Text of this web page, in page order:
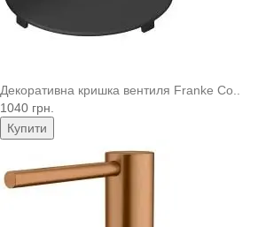
Декоративна кришка вентиля Franke Co..
1040 грн.
Купити